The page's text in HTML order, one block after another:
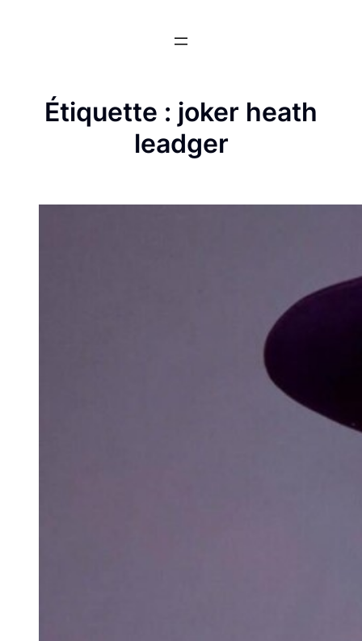
Étiquette : joker heath
leadger